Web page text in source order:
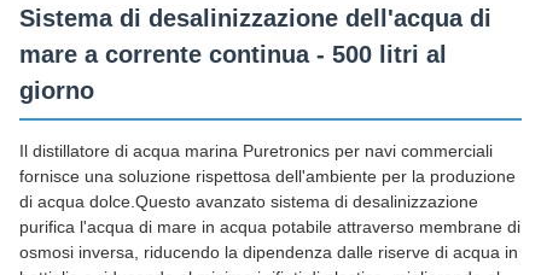
Sistema di desalinizzazione dell'acqua di
mare a corrente continua - 500 litri al
giorno
Il distillatore di acqua marina Puretronics per navi commerciali
fornisce una soluzione rispettosa dell'ambiente per la produzione
di acqua dolce.Questo avanzato sistema di desalinizzazione
purifica l'acqua di mare in acqua potabile attraverso membrane di
osmosi inversa, riducendo la dipendenza dalle riserve di acqua in